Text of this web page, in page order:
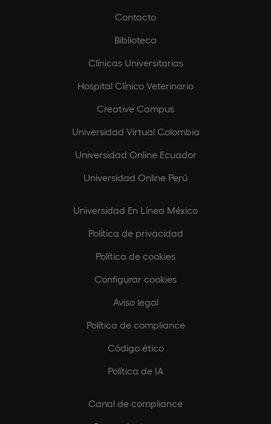
Contacto
Biblioteca
Clínicas Universitarias
Hospital Clínico Veterinario
Creative Campus
Universidad Virtual Colombia
Universidad Online Ecuador
Universidad Online Perú
Universidad En Línea México
Política de privacidad
Política de cookies
Configurar cookies
Aviso legal
Política de compliance
Código ético
Política de IA
Canal de compliance